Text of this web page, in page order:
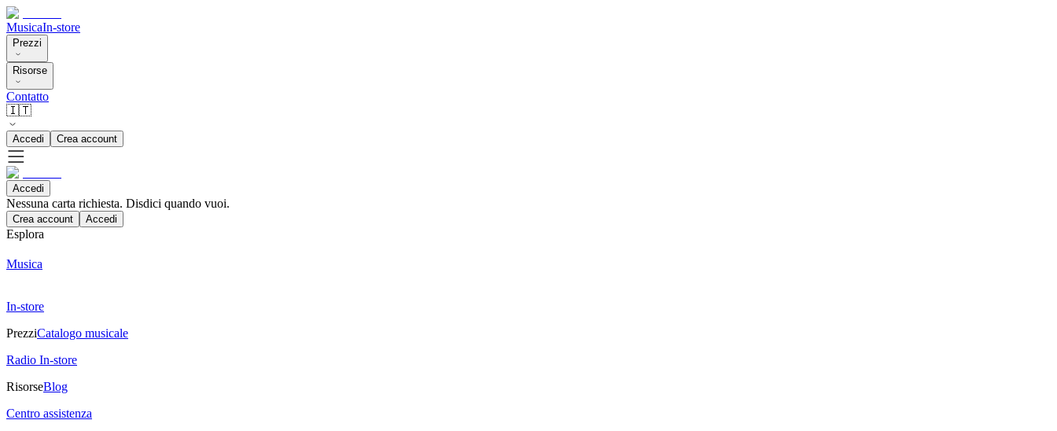
MusicaIn-store
Prezzi
Risorse
Contatto
🇮🇹
Accedi Crea account
Accedi
Nessuna carta richiesta. Disdici quando vuoi.
Crea account Accedi
Esplora
Musica
In-store
PrezziCatalogo musicale
Radio In-store
RisorseBlog
Centro assistenza